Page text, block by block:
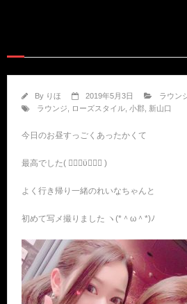
By りほ 2019年5月3日
ラウン
ラウンジ
ローズスタイル 小郡 新山口
今日のお昼すっごくあったかくて
最高でした( ๑⃙⃘ϋ๑⃙⃘ )
よく行き帰り一緒のれいなちゃんと
初めて写メ撮りました ヽ(*＾ω＾*)ﾉ